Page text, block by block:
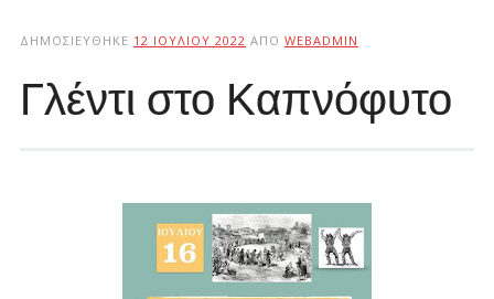
ΔΗΜΟΣΙΕΎΘΗΚΕ 12 ΙΟΥΛΊΟΥ 2022 ΑΠΌ WEBADMIN
Γλέντι στο Καπνόφυτο